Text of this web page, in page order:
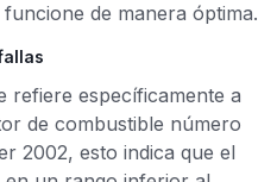
de manera óptima.
refiere específicamente a
de combustible número
2002, esto indica que el